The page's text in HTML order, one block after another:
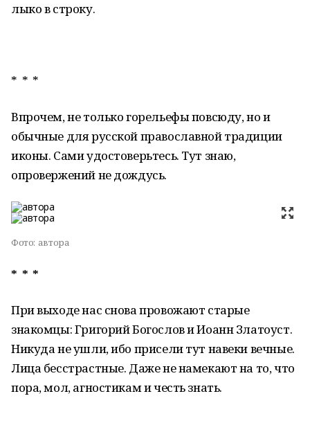
лыко в строку.
* * *
Впрочем, не только горельефы повсюду, но и
обычные для русской православной традиции
иконы. Сами удостоверьтесь. Тут знаю,
опровержений не дождусь.
Фото: автора
* * *
При выходе нас снова провожают старые
знакомцы: Григорий Богослов и Иоанн Златоуст.
Никуда не ушли, ибо присели тут навеки вечные.
Лица бесстрастные. Даже не намекают на то, что
пора, мол, агностикам и честь знать.